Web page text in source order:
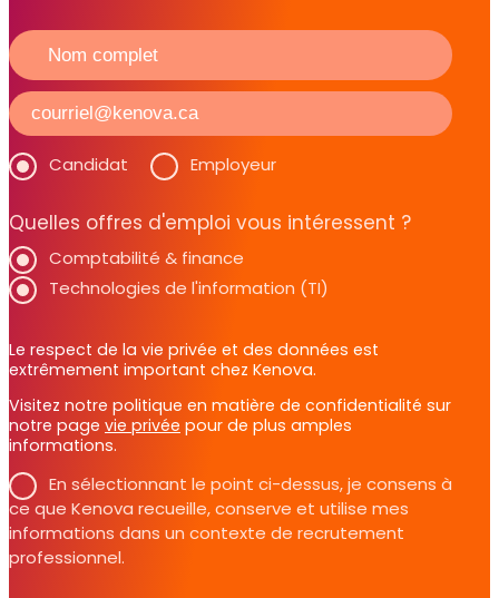
Candidat Employeur
Quelles offres d'emploi vous intéressent ?
Comptabilité & finance
Technologies de l'information (TI)
Le respect de la vie privée et des données est
extrêmement important chez Kenova.
Visitez notre politique en matière de confidentialité sur
notre page vie privée pour de plus amples
informations.
En sélectionnant le point ci-dessus, je consens à
ce que Kenova recueille, conserve et utilise mes
informations dans un contexte de recrutement
professionnel.